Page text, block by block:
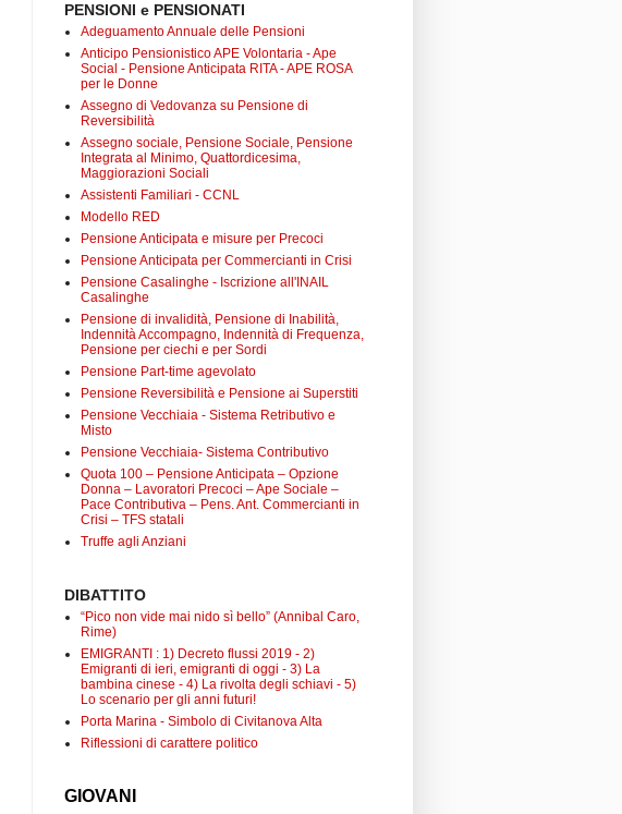
PENSIONI e PENSIONATI
Adeguamento Annuale delle Pensioni
Anticipo Pensionistico APE Volontaria - Ape
Social - Pensione Anticipata RITA - APE ROSA
per le Donne
Assegno di Vedovanza su Pensione di
Reversibilità
Assegno sociale, Pensione Sociale, Pensione
Integrata al Minimo, Quattordicesima,
Maggiorazioni Sociali
Assistenti Familiari - CCNL
Modello RED
Pensione Anticipata e misure per Precoci
Pensione Anticipata per Commercianti in Crisi
Pensione Casalinghe - Iscrizione all'INAIL
Casalinghe
Pensione di invalidità, Pensione di Inabilità,
Indennità Accompagno, Indennità di Frequenza,
Pensione per ciechi e per Sordi
Pensione Part-time agevolato
Pensione Reversibilità e Pensione ai Superstiti
Pensione Vecchiaia - Sistema Retributivo e
Misto
Pensione Vecchiaia- Sistema Contributivo
Quota 100 – Pensione Anticipata – Opzione
Donna – Lavoratori Precoci – Ape Sociale –
Pace Contributiva – Pens. Ant. Commercianti in
Crisi – TFS statali
Truffe agli Anziani
DIBATTITO
“Pico non vide mai nido sì bello” (Annibal Caro,
Rime)
EMIGRANTI : 1) Decreto flussi 2019 - 2)
Emigranti di ieri, emigranti di oggi - 3) La
bambina cinese - 4) La rivolta degli schiavi - 5)
Lo scenario per gli anni futuri!
Porta Marina - Simbolo di Civitanova Alta
Riflessioni di carattere politico
GIOVANI